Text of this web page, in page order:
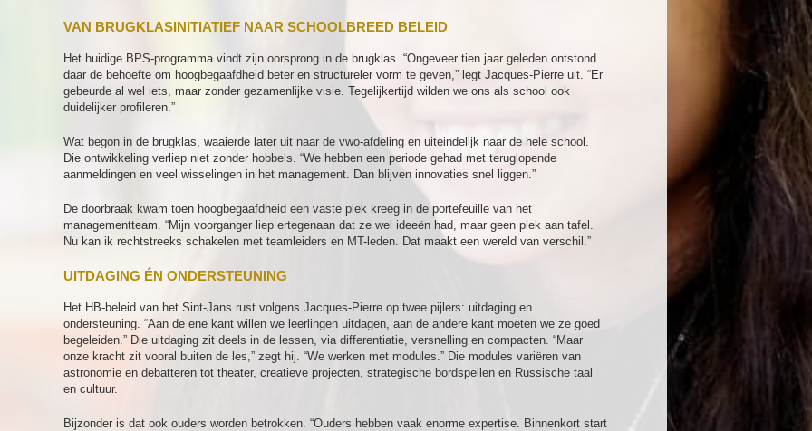
VAN BRUGKLASINITIATIEF NAAR SCHOOLBREED BELEID
Het huidige BPS-programma vindt zijn oorsprong in de brugklas. “Ongeveer tien jaar geleden ontstond
daar de behoefte om hoogbegaafdheid beter en structureler vorm te geven,” legt Jacques-Pierre uit. “Er
gebeurde al wel iets, maar zonder gezamenlijke visie. Tegelijkertijd wilden we ons als school ook
duidelijker profileren.”
Wat begon in de brugklas, waaierde later uit naar de vwo-afdeling en uiteindelijk naar de hele school.
Die ontwikkeling verliep niet zonder hobbels. “We hebben een periode gehad met teruglopende
aanmeldingen en veel wisselingen in het management. Dan blijven innovaties snel liggen.”
De doorbraak kwam toen hoogbegaafdheid een vaste plek kreeg in de portefeuille van het
managementteam. “Mijn voorganger liep ertegenaan dat ze wel ideeën had, maar geen plek aan tafel.
Nu kan ik rechtstreeks schakelen met teamleiders en MT-leden. Dat maakt een wereld van verschil.”
UITDAGING ÉN ONDERSTEUNING
Het HB-beleid van het Sint-Jans rust volgens Jacques-Pierre op twee pijlers: uitdaging en
ondersteuning. “Aan de ene kant willen we leerlingen uitdagen, aan de andere kant moeten we ze goed
begeleiden.” Die uitdaging zit deels in de lessen, via differentiatie, versnelling en compacten. “Maar
onze kracht zit vooral buiten de les,” zegt hij. “We werken met modules.” Die modules variëren van
astronomie en debatteren tot theater, creatieve projecten, strategische bordspellen en Russische taal
en cultuur.
Bijzonder is dat ook ouders worden betrokken. “Ouders hebben vaak enorme expertise. Binnenkort start